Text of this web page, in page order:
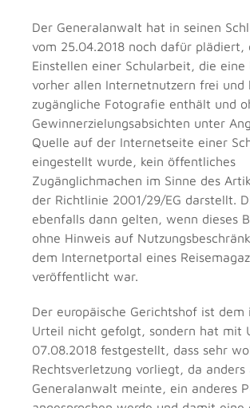
Der Generalanwalt hat in seinen
vom 25.04.2018 noch dafür plädiert,
Einstellen einer Schularbeit, die eine
vorher allen Internetnutzern frei und
zugängliche Fotografie enthält und
Gewinnerzielungsabsichten unter
Quelle auf der Internetseite einer
eingestellt wurde, kein öffentliches
Zugänglichmachen im Sinne des
der Richtlinie 2001/29/EG darstellt.
ebenfalls dann gelten, wenn dieses
ohne Hinweis auf
dem Internetportal eines
veröffentlicht war.
Der europäische Gerichtshof ist dem
Urteil nicht gefolgt, sondern hat mit
07.08.2018 festgestellt, dass sehr
Rechtsverletzung vorliegt, da anders
Generalanwalt meinte, ein anderes